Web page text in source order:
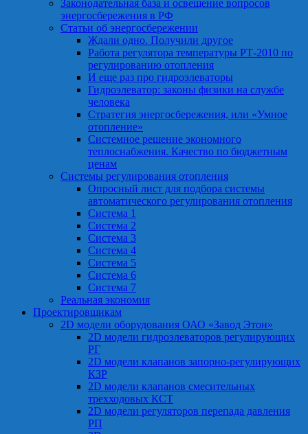
Законодательная база и освещение вопросов
энергосбережения в РФ
Статьи об энергосбережении
Ждали одно. Получили другое
Работа регулятора температуры РТ-2010 по
регулированию отопления
И еще раз про гидроэлеваторы
Гидроэлеватор: законы физики на службе
человека
Стратегия энергосбережения, или «Умное
отопление»
Системное решение экономного
теплоснабжения. Качество по бюджетным
ценам
Системы регулирования отопления
Опросный лист для подбора системы
автоматического регулирования отопления
Система 1
Система 2
Система 3
Система 4
Система 5
Система 6
Система 7
Реальная экономия
Проектировщикам
2D модели оборудования ОАО «Завод Этон»
2D модели гидроэлеваторов регулирующих
РГ
2D модели клапанов запорно-регулирующих
КЗР
2D модели клапанов смесительных
трехходовых КСТ
2D модели регуляторов перепада давления
РП